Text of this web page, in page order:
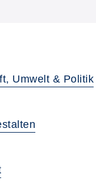
Umwelt & Politik